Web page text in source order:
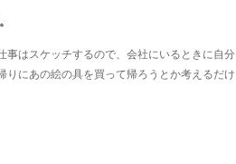
はスケッチするので、会社にいるときに自分
にあの絵の具を買って帰ろうとか考えるだけ